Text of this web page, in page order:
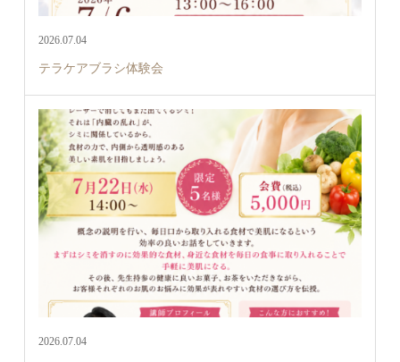
2026.07.04
テラケアブラシ体験会
2026.07.04